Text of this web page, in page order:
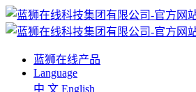
蓝狮在线产品
Language
中 文 English